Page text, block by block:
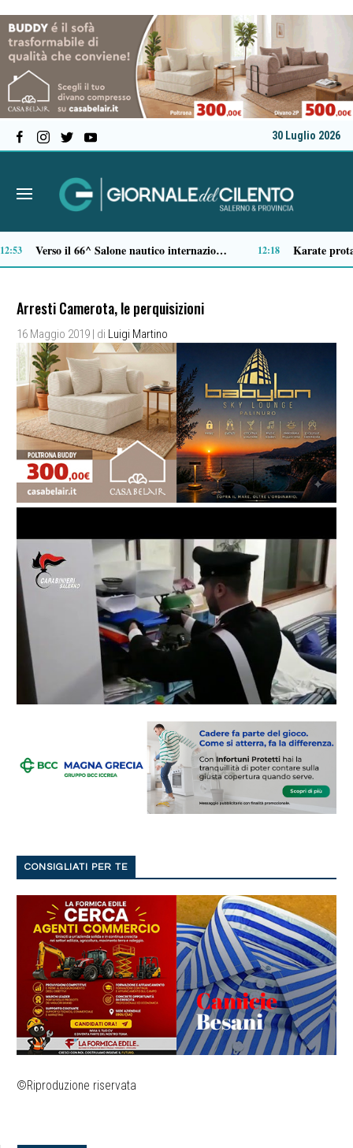
30 Luglio 2026
Al Festival dell’Aspide arriva “Il tempo delle radici”: un cammino immersivo tra memoria, mindfulness e sapori 10:54 Tamponamento sulla litoranea di Pontecagnano: due ragazze ferite, madre e figlia illese
Arresti Camerota, le perquisizioni
16 Maggio 2019 | di Luigi Martino
CONSIGLIATI PER TE
©Riproduzione riservata